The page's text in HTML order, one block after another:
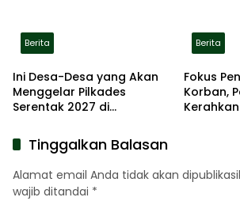
Berita
Ini Desa-Desa yang Akan
Menggelar Pilkades
Serentak 2027 di
Berita
Fokus
Korban,
Tinggalkan Balasan
Alamat email Anda tidak akan
wajib ditandai *